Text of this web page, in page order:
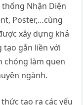
Nhận Diện
Poster,…cùng
xây dựng khả
tạo gắn liền với
chóng làm quen
ngành.
tạo ra các yếu